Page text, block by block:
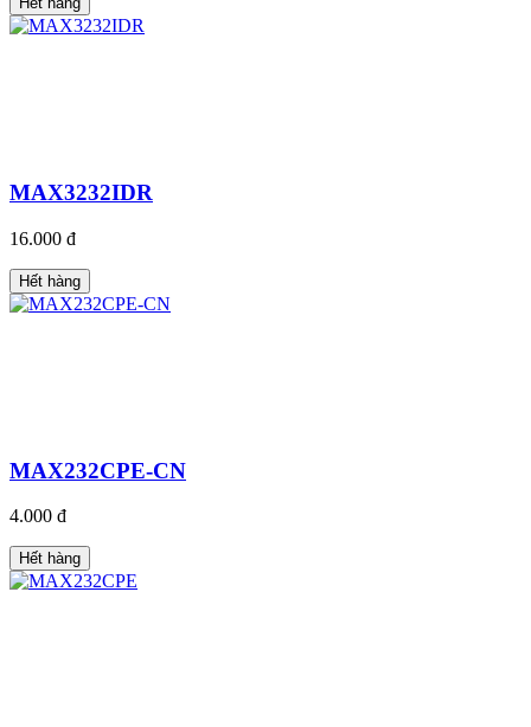
MAX3232IDR
16.000 đ
Hết hàng
MAX232CPE-CN
4.000 đ
Hết hàng